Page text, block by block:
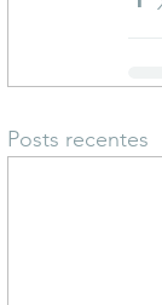
Posts recentes